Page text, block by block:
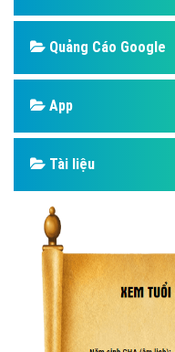
Quảng Cáo Google
App
Tài liệu